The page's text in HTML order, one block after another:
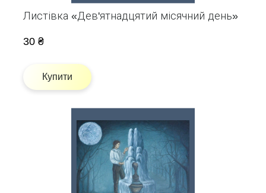
Листівка «Дев'ятнадцятий місячний день»
30 ₴
Купити